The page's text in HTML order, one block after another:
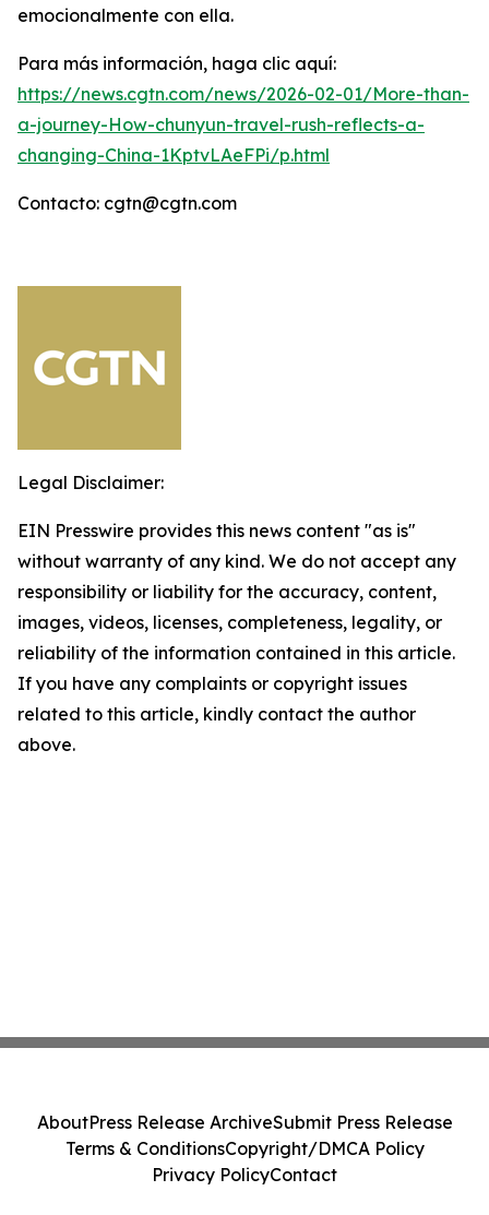
emocionalmente con ella.
Para más información, haga clic aquí:
https://news.cgtn.com/news/2026-02-01/More-than-
a-journey-How-chunyun-travel-rush-reflects-a-
changing-China-1KptvLAeFPi/p.html
Contacto: cgtn@cgtn.com
Legal Disclaimer:
EIN Presswire provides this news content "as is"
without warranty of any kind. We do not accept any
responsibility or liability for the accuracy, content,
images, videos, licenses, completeness, legality, or
reliability of the information contained in this article.
If you have any complaints or copyright issues
related to this article, kindly contact the author
above.
AboutPress Release ArchiveSubmit Press Release
Terms & ConditionsCopyright/DMCA Policy
Privacy PolicyContact